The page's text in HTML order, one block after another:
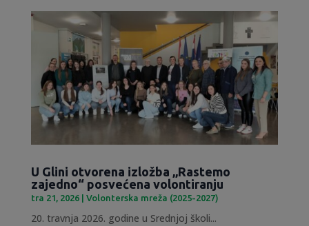
U Glini otvorena izložba „Rastemo
zajedno“ posvećena volontiranju
tra 21, 2026| Volonterska mreža (2025-2027)
20. travnja 2026. godine u Srednjoj školi...